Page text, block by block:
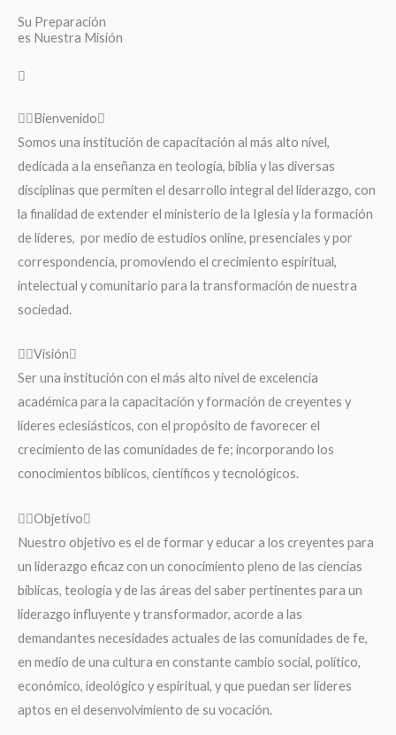
Su Preparación
es Nuestra Misión
Bienvenido
Somos una institución de capacitación al más alto nivel,
dedicada a la enseñanza en teología, biblia y las diversas
disciplinas que permiten el desarrollo integral del liderazgo, con
la finalidad de extender el ministerio de la Iglesia y la formación
de líderes, por medio de estudios online, presenciales y por
correspondencia, promoviendo el crecimiento espiritual,
intelectual y comunitario para la transformación de nuestra
sociedad.
Visión
Ser una institución con el más alto nivel de excelencia
académica para la capacitación y formación de creyentes y
líderes eclesiásticos, con el propósito de favorecer el
crecimiento de las comunidades de fe; incorporando los
conocimientos bíblicos, científicos y tecnológicos.
Objetivo
Nuestro objetivo es el de formar y educar a los creyentes para
un liderazgo eficaz con un conocimiento pleno de las ciencias
bíblicas, teología y de las áreas del saber pertinentes para un
liderazgo influyente y transformador, acorde a las
demandantes necesidades actuales de las comunidades de fe,
en medio de una cultura en constante cambio social, político,
económico, ideológico y espiritual, y que puedan ser líderes
aptos en el desenvolvimiento de su vocación.